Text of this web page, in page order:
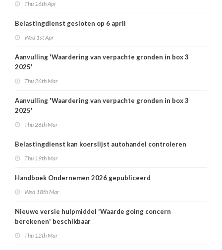
Thu 16th Apr
Belastingdienst gesloten op 6 april
Wed 1st Apr
Aanvulling 'Waardering van verpachte gronden in box 3
2025'
Thu 26th Mar
Aanvulling 'Waardering van verpachte gronden in box 3
2025'
Thu 26th Mar
Belastingdienst kan koerslijst autohandel controleren
Thu 19th Mar
Handboek Ondernemen 2026 gepubliceerd
Wed 18th Mar
Nieuwe versie hulpmiddel 'Waarde going concern
berekenen' beschikbaar
Thu 12th Mar